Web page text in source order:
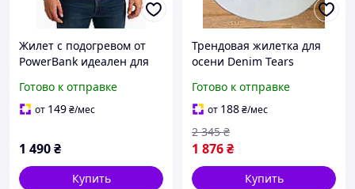
Жилет с подогревом от
PowerBank идеален для
детей!
Готово к отправке
от 149₴/мес
1 490₴
Купить
Трендовая жилетка для
осени Denim Tears
силиконовым
наполнителем размеры
S-XXL
Готово к отправке
от 188₴/мес
1 876₴
2 345 ₴
Купить